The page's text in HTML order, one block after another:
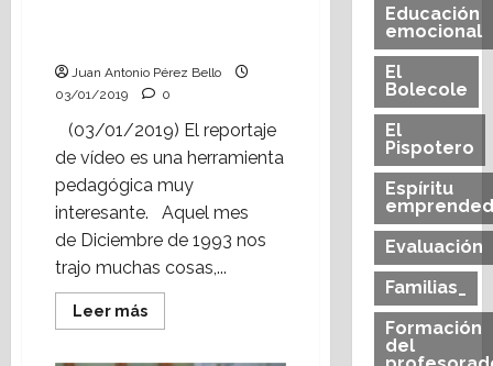
Juan Antonio Pérez Bello
03/01/2019
0
(03/01/2019) El reportaje
de vídeo es una herramienta
pedagógica muy
interesante. Aquel mes
de Diciembre de 1993 nos
trajo muchas cosas,...
Leer másLeer
más
Educación
emocional
El
Bolecole
El
Pispotero
Espíritu
Evaluación
Familias_
Formación
del